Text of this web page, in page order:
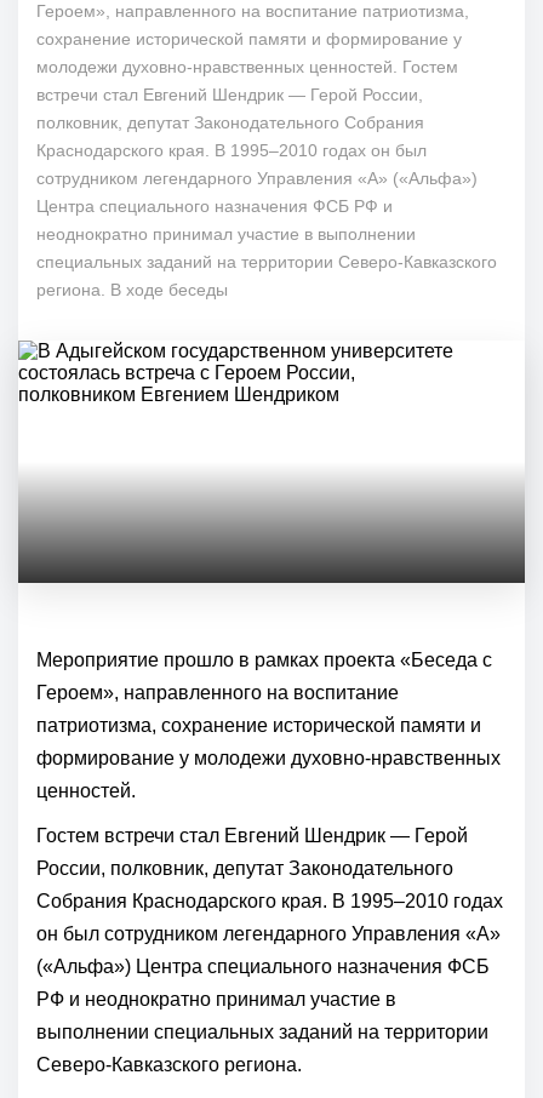
Героем», направленного на воспитание патриотизма,
сохранение исторической памяти и формирование у
молодежи духовно-нравственных ценностей. Гостем
встречи стал Евгений Шендрик — Герой России,
полковник, депутат Законодательного Собрания
Краснодарского края. В 1995–2010 годах он был
сотрудником легендарного Управления «А» («Альфа»)
Центра специального назначения ФСБ РФ и
неоднократно принимал участие в выполнении
специальных заданий на территории Северо-Кавказского
региона. В ходе беседы
Мероприятие прошло в рамках проекта «Беседа с
Героем», направленного на воспитание
патриотизма, сохранение исторической памяти и
формирование у молодежи духовно-нравственных
ценностей.
Гостем встречи стал Евгений Шендрик — Герой
России, полковник, депутат Законодательного
Собрания Краснодарского края. В 1995–2010 годах
он был сотрудником легендарного Управления «А»
(«Альфа») Центра специального назначения ФСБ
РФ и неоднократно принимал участие в
выполнении специальных заданий на территории
Северо-Кавказского региона.